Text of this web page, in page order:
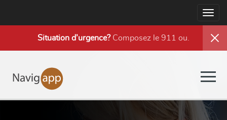
Situation d’urgence?Composez le 911 ou